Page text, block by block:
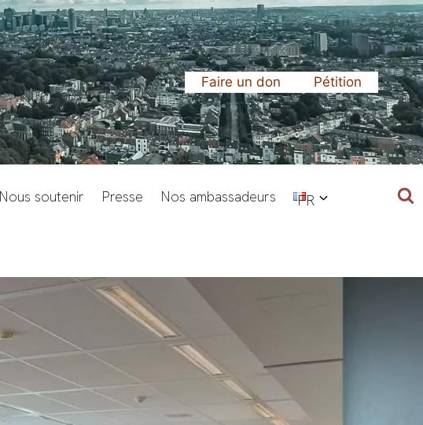
Faire un don
Pétition
Nous soutenir Presse Nos ambassadeurs FR